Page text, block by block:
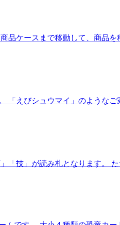
ケースまで移動して、商品
えびシュウマイ」のような
技」が読み札となります。